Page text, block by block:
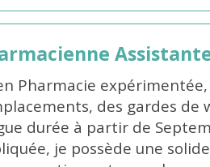
Pharmacie
des gardes de
durée à partir de
je possède une